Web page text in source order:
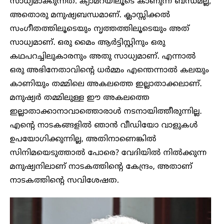
അതൊരു മനുഷ്യബന്ധമാണ്. ക്ലാസ്സിക്കൽ
സംഗീതത്തിലൂടെയും നൃത്തത്തിലൂടെയും അത്
സാധ്യമാണ്. ഒരു മൈം ആർട്ടിസ്റ്റിനും ഒരു
കഥപറച്ചിലുകാരനും അതു സാധ്യമാണ്. എന്നാൽ
ഒരു അഭിനേതാവിന്റെ ധർമ്മം എന്തെന്നാൽ കലയും
കാണിയും തമ്മിലെ അകലത്തെ ഇല്ലാതാക്കലാണ്.
മനുഷ്യർ തമ്മിലുള്ള ഈ അകലത്തെ
ഇല്ലാതാക്കാനാവാത്തൊരാൾ നടനായിത്തീരുന്നില്ല.
എന്റെ നാടകങ്ങളിൽ ഞാൻ വീഡിയോ വാളുകൾ
ഉപയോ​ഗിക്കുന്നില്ല, അതിനാണെങ്കിൽ
സിനിമയെടുത്താൽ പോരെ? വേദിയിൽ നിൽക്കുന്ന
മനുഷ്യനിലാണ് നാടകത്തിന്റെ കേന്ദ്രം, അതാണ്
നാടകത്തിന്റെ സവിശേഷത.